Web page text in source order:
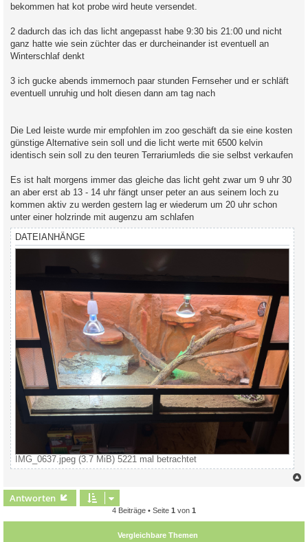
bekommen hat kot probe wird heute versendet.
2 dadurch das ich das licht angepasst habe 9:30 bis 21:00 und nicht
ganz hatte wie sein züchter das er durcheinander ist eventuell an
Winterschlaf denkt
3 ich gucke abends immernoch paar stunden Fernseher und er schläft
eventuell unruhig und holt diesen dann am tag nach
Die Led leiste wurde mir empfohlen im zoo geschäft da sie eine kosten
günstige Alternative sein soll und die licht werte mit 6500 kelvin
identisch sein soll zu den teuren Terrariumleds die sie selbst verkaufen
Es ist halt morgens immer das gleiche das licht geht zwar um 9 uhr 30
an aber erst ab 13 - 14 uhr fängt unser peter an aus seinem loch zu
kommen aktiv zu werden gestern lag er wiederum um 20 uhr schon
unter einer holzrinde mit augenzu am schlafen
DATEIANHÄNGE
IMG_0637.jpeg (3.7 MiB) 5221 mal betrachtet
b
Antworten
4 Beiträge • Seite 1 von 1
Vergleichbare Themen